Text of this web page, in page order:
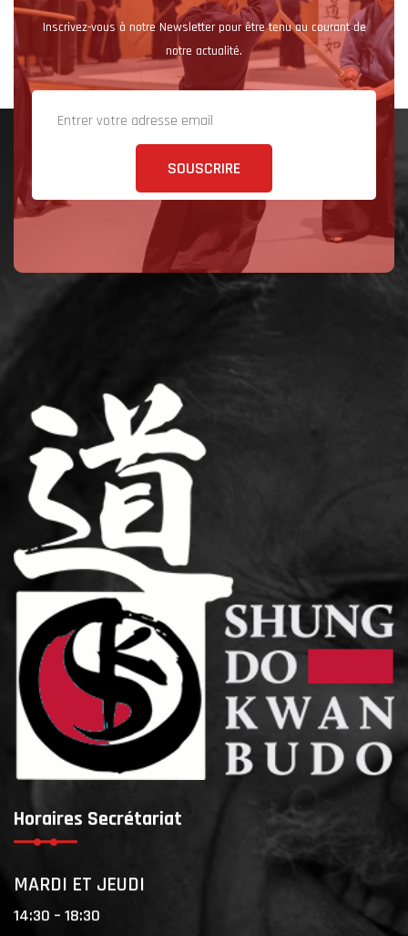
Inscrivez-vous à notre Newsletter pour être tenu au courant de
notre actualité.
SOUSCRIRE
Horaires Secrétariat
MARDI ET JEUDI
14:30 – 18:30